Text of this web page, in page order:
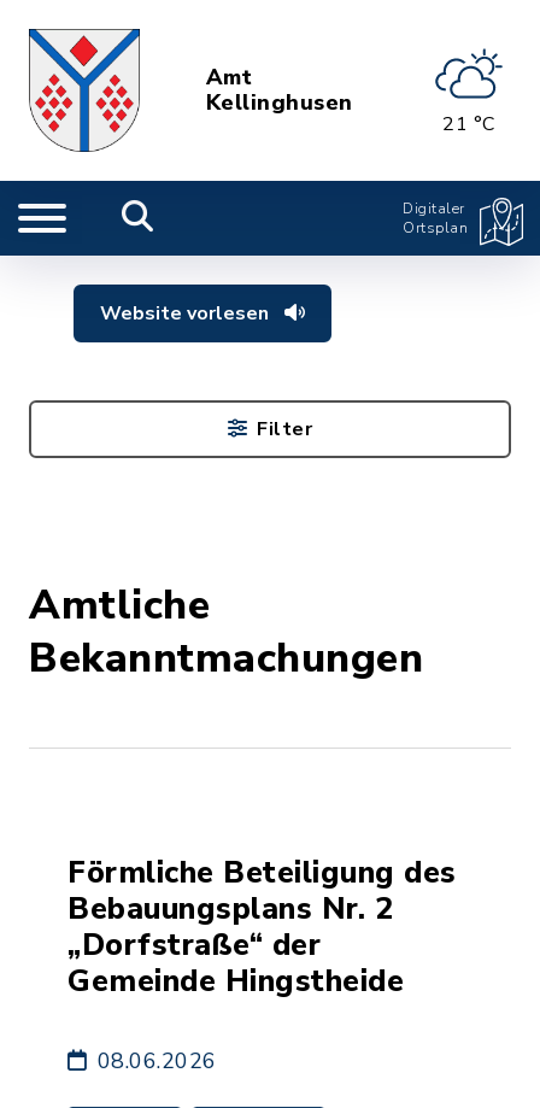
Amt
Kellinghusen
21 °C
Digitaler
Ortsplan
Website vorlesen
Amtliche
Bekanntmachungen
Förmliche Beteiligung des
Bebauungsplans Nr. 2
„Dorfstraße“ der
Gemeinde Hingstheide
08.06.2026
Filter